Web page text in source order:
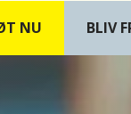
NU BLIV